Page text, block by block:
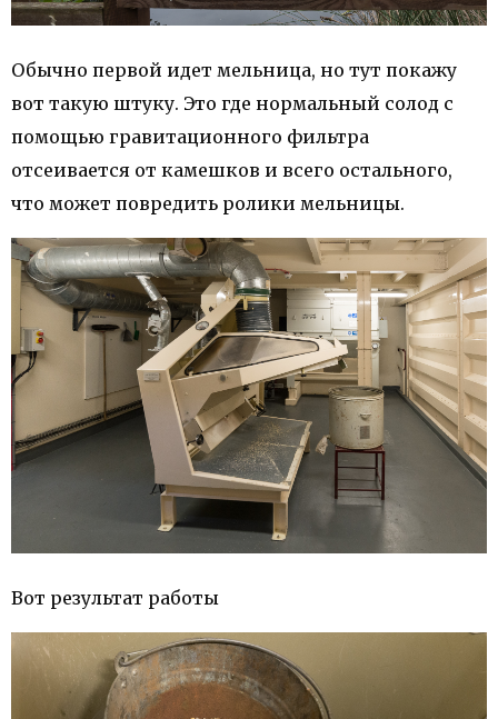
Обычно первой идет мельница, но тут покажу
вот такую штуку. Это где нормальный солод с
помощью гравитационного фильтра
отсеивается от камешков и всего остального,
что может повредить ролики мельницы.
Вот результат работы